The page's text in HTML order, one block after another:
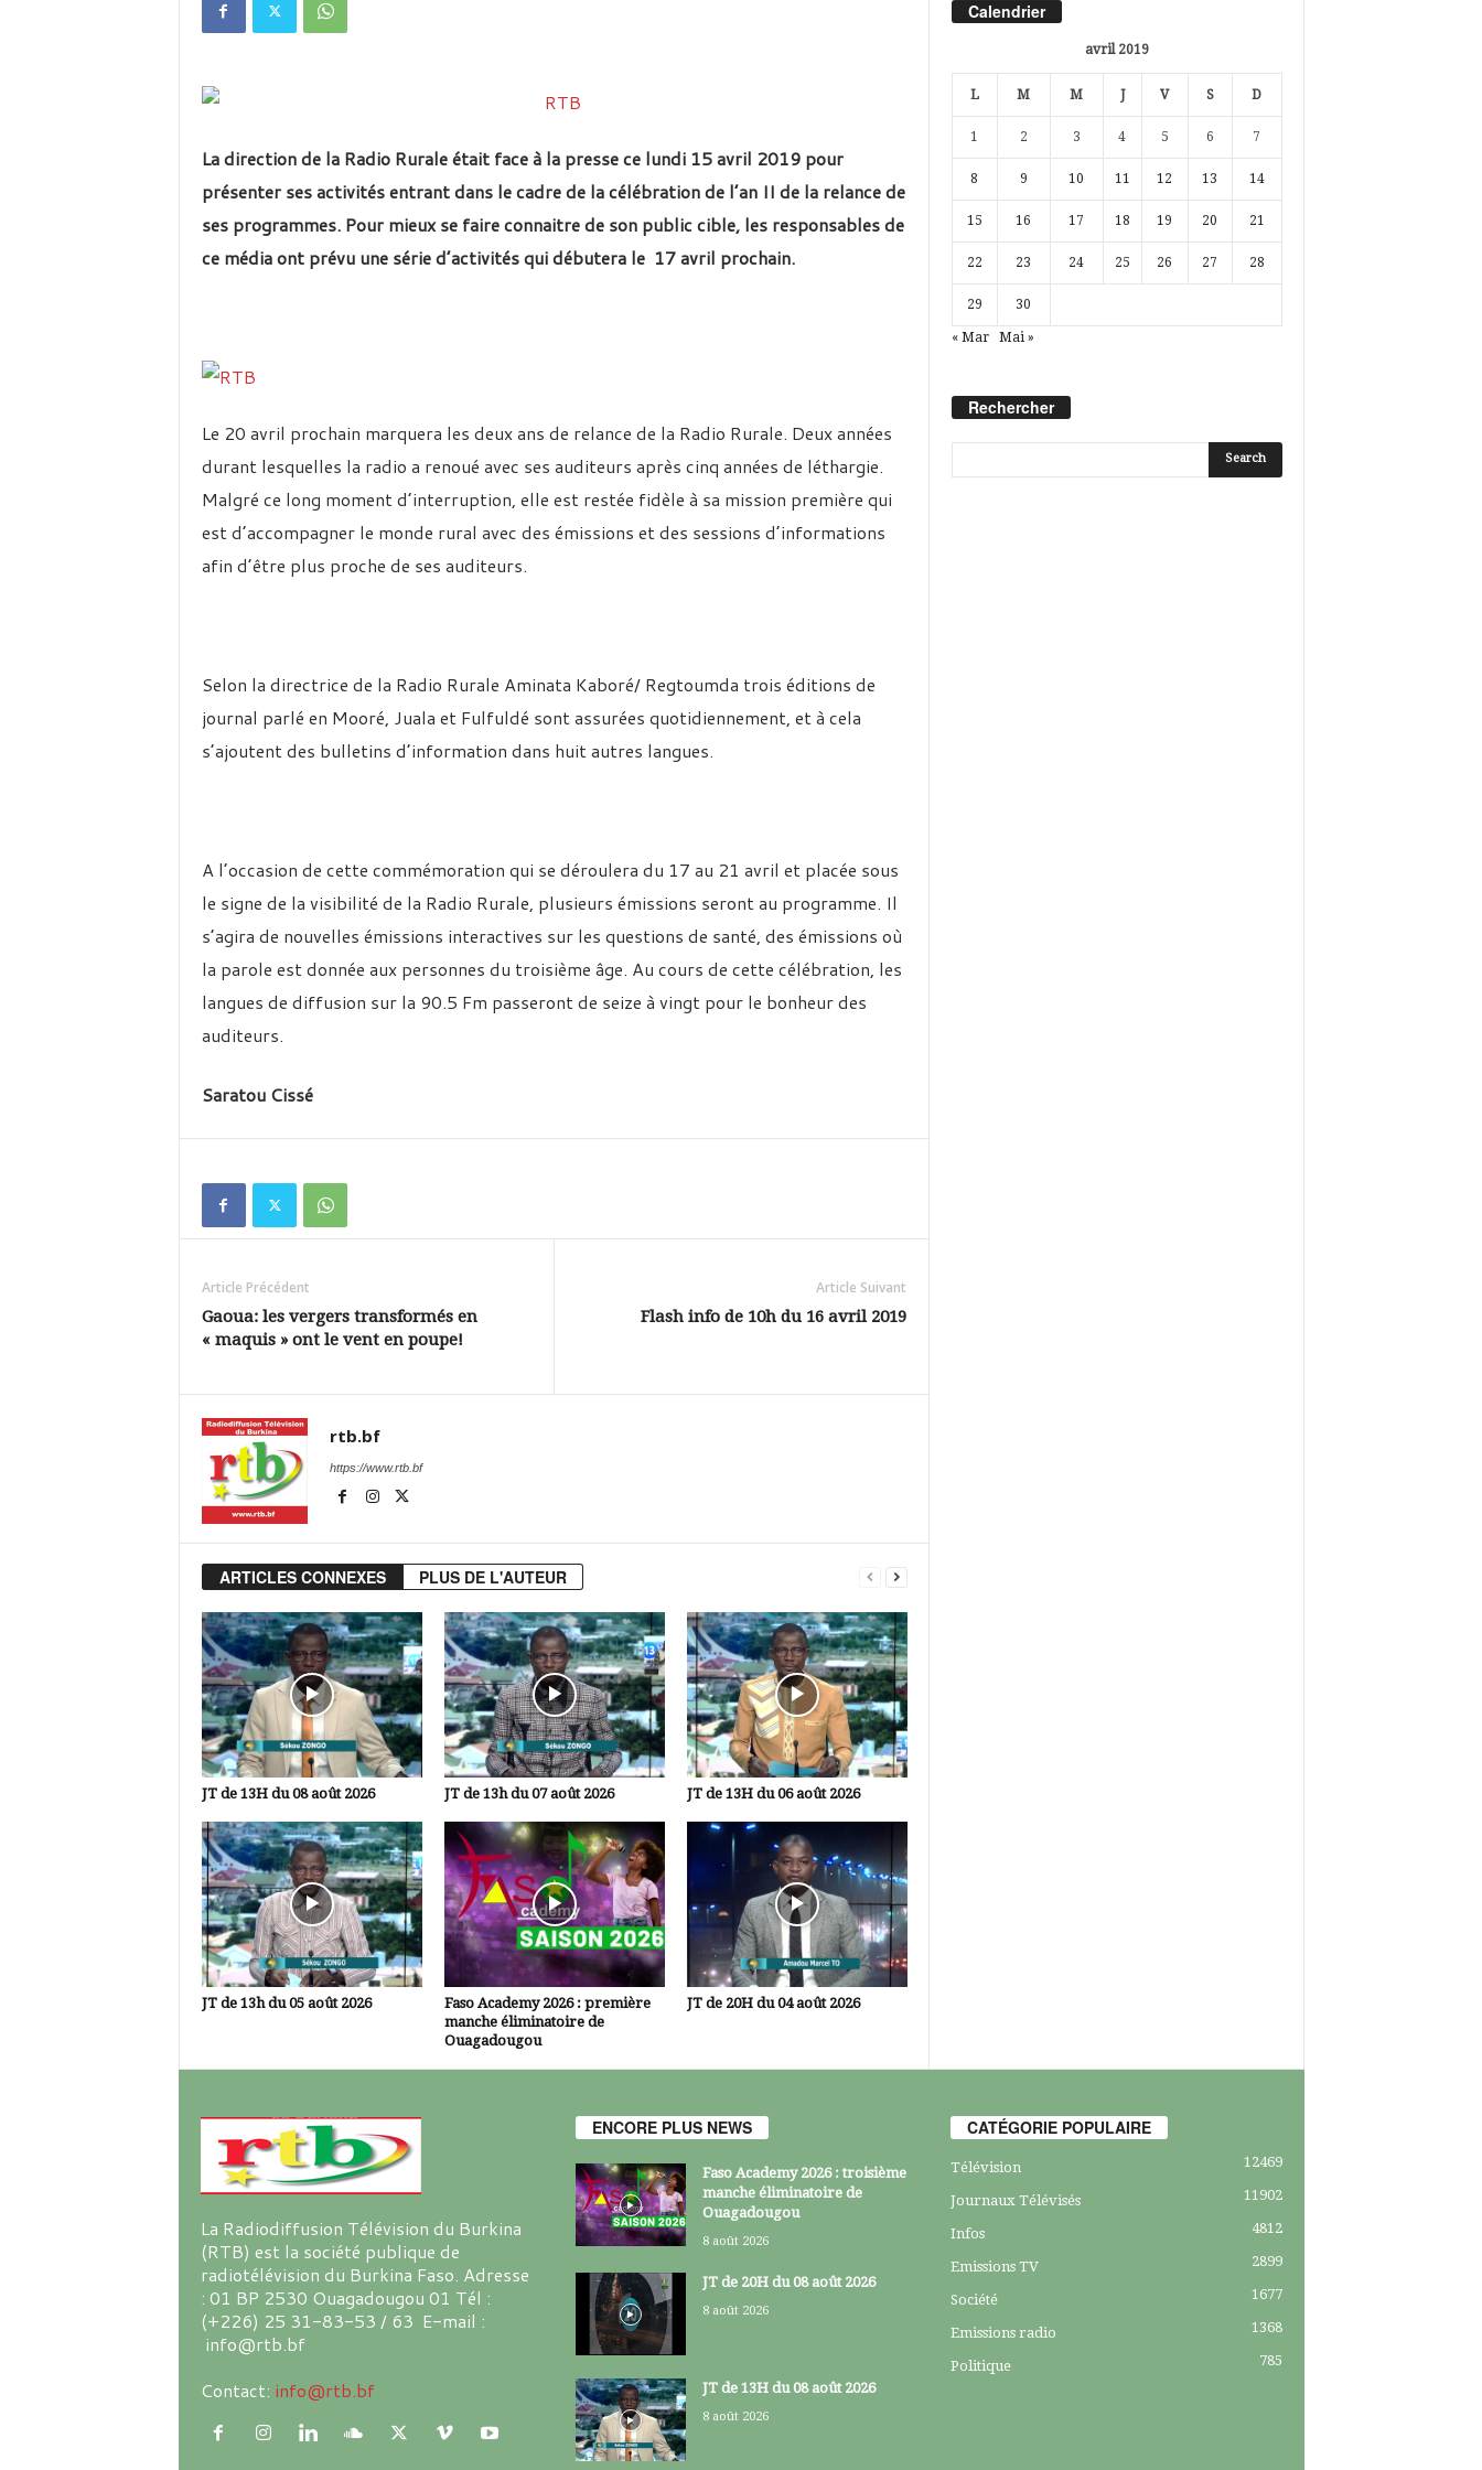
La direction de la Radio Rurale était face à la presse ce lundi 15 avril 2019 pour
présenter ses activités entrant dans le cadre de la célébration de l’an II de la relance de
ses programmes. Pour mieux se faire connaitre de son public cible, les responsables de
ce média ont prévu une série d’activités qui débutera le 17 avril prochain.
Le 20 avril prochain marquera les deux ans de relance de la Radio Rurale. Deux années
durant lesquelles la radio a renoué avec ses auditeurs après cinq années de léthargie.
Malgré ce long moment d’interruption, elle est restée fidèle à sa mission première qui
est d’accompagner le monde rural avec des émissions et des sessions d’informations
afin d’être plus proche de ses auditeurs.
Selon la directrice de la Radio Rurale Aminata Kaboré/ Regtoumda trois éditions de
journal parlé en Mooré, Juala et Fulfuldé sont assurées quotidiennement, et à cela
s’ajoutent des bulletins d’information dans huit autres langues.
A l’occasion de cette commémoration qui se déroulera du 17 au 21 avril et placée sous
le signe de la visibilité de la Radio Rurale, plusieurs émissions seront au programme. Il
s’agira de nouvelles émissions interactives sur les questions de santé, des émissions où
la parole est donnée aux personnes du troisième âge. Au cours de cette célébration, les
langues de diffusion sur la 90.5 Fm passeront de seize à vingt pour le bonheur des
auditeurs.
Saratou Cissé
Article Précédent
Gaoua: les vergers transformés en
« maquis » ont le vent en poupe!
Article Suivant
Flash info de 10h du 16 avril 2019
rtb.bf
https://www.rtb.bf
ARTICLES CONNEXES PLUS DE L'AUTEUR
JT de 13H du 08 août 2026 JT de 13h du 07 août 2026 JT de 13H du 06 août 2026
JT de 13h du 05 août 2026
Faso Academy 2026 : première
manche éliminatoire de
Ouagadougou
JT de 20H du 04 août 2026
Calendrier
avril 2019
L M M J V S D
1 2 3 4 5 6 7
8 9 10 11 12 13 14
15 16 17 18 19 20 21
22 23 24 25 26 27 28
29 30
« Mar Mai »
Rechercher
La Radiodiffusion Télévision du Burkina
(RTB) est la société publique de
radiotélévision du Burkina Faso. Adresse
: 01 BP 2530 Ouagadougou 01 Tél :
(+226) 25 31-83-53 / 63 E-mail :
info@rtb.bf
Contact: info@rtb.bf
ENCORE PLUS NEWS
Faso Academy 2026 : troisième
manche éliminatoire de
Ouagadougou
8 août 2026
JT de 20H du 08 août 2026
8 août 2026
JT de 13H du 08 août 2026
8 août 2026
CATÉGORIE POPULAIRE
Télévision 12469
Journaux Télévisés 11902
Infos 4812
Emissions TV 2899
Société 1677
Emissions radio 1368
Politique 785